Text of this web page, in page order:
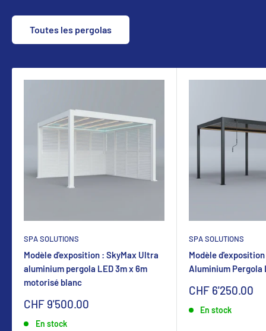
Toutes les pergolas
SPA SOLUTIONS
Modèle d'exposition : SkyMax Ultra
aluminium pergola LED 3m x 6m
motorisé blanc
Sonderpreis
CHF 9'500.00
En stock
SPA SOLUTIONS
Modèle
Aluminium Pergola
Sonderpreis
CHF 6'250.00
En stock